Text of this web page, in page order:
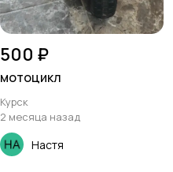
500 ₽
мотоцикл
Курск
2 месяца назад
Настя